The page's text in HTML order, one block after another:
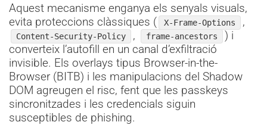
Aquest mecanisme enganya els senyals visuals,
evita proteccions clàssiques (
X-Frame-Options ,
Content-Security-Policy , frame-ancestors
) i
converteix l’autofill en un canal d’exfiltració
invisible. Els overlays tipus Browser-in-the-
Browser (BITB) i les manipulacions del Shadow
DOM agreugen el risc, fent que les passkeys
sincronitzades i les credencials siguin
susceptibles de phishing.